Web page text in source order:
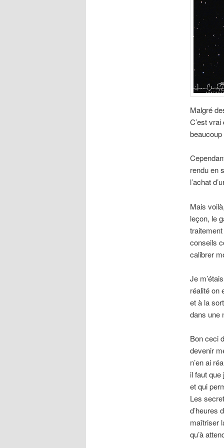
Malgré
C’est
beaucoup
rendu en
l’achat
Mais
leçon, le
conseils
calibrer
Je
réalité on
et à la
dans une
Bon ceci
devenir
n’en ai
il faut
et qui
Les
d’heures
maîtriser
qu’à